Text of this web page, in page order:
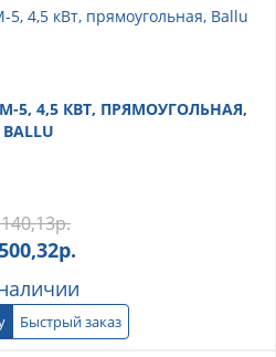
5, 4,5 КВТ, ПРЯМОУГОЛЬНАЯ,
BALLU
р.
р.
Быстрый заказ